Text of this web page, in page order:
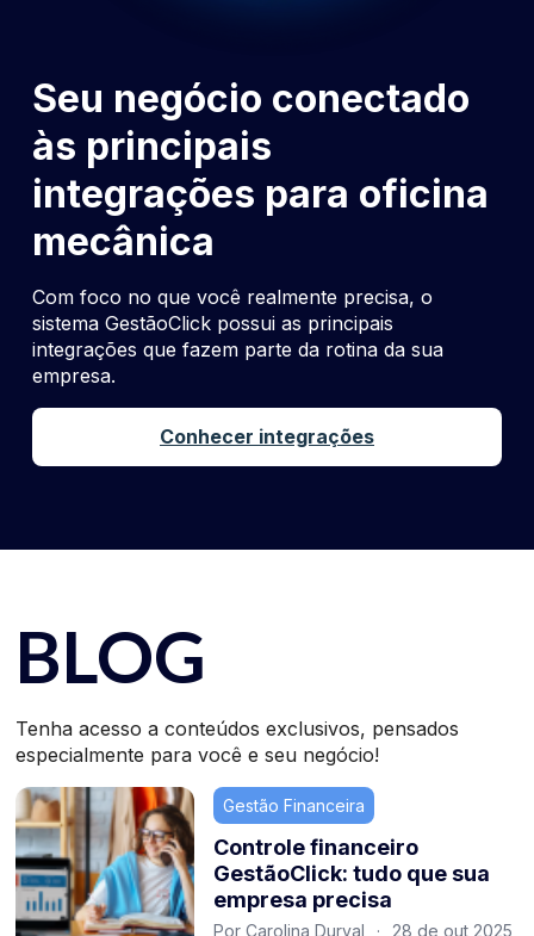
Seu negócio conectado
às principais
integrações para oficina
mecânica
Com foco no que você realmente precisa, o
sistema GestãoClick possui as principais
integrações que fazem parte da rotina da sua
empresa.
Conhecer integrações
BLOG
Tenha acesso a conteúdos exclusivos, pensados
especialmente para você e seu negócio!
Gestão Financeira
Controle financeiro
GestãoClick: tudo que sua
empresa precisa
Por Carolina Durval · 28 de out 2025